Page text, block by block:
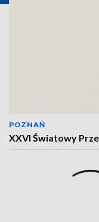
POZNAŃ
XXVI Światowy